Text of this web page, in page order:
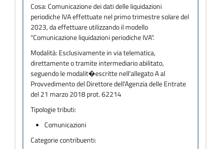
Cosa:Comunicazione dei dati delle liquidazioni
periodiche IVA effettuate nel primo trimestre solare del
2023, da effettuare utilizzando il modello
"Comunicazione liquidazioni periodiche IVA".
Modalità: Esclusivamente in via telematica,
direttamente o tramite intermediario abilitato,
seguendo le modalit�escritte nell'allegato A al
Provvedimento del Direttore dell'Agenzia delle Entrate
del 21 marzo 2018 prot. 62214
Tipologie tributi:
Comunicazioni
Categorie contribuenti: